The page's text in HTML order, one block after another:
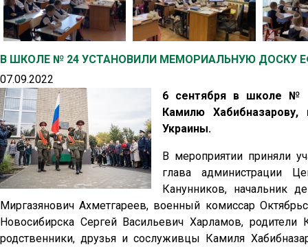
В ШКОЛЕ № 24 УСТАНОВИЛИ МЕМОРИАЛЬНУЮ ДОСКУ
07.09.2022
6 сентября в школе №
Камилю
Украины.
В мероприятии приняли
глава администрации
Канунников, начальник
Миргазянович Ахметгареев, военный комиссар
Новосибирска Сергей Васильевич Харламов,
родственники, друзья и сослуживцы Камиля